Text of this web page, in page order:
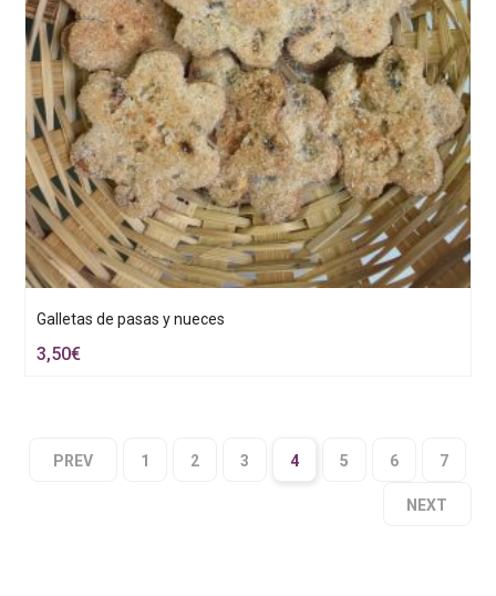
Galletas de pasas y nueces
3,50€
PREV 1 2 3 4 5 6 7
NEXT